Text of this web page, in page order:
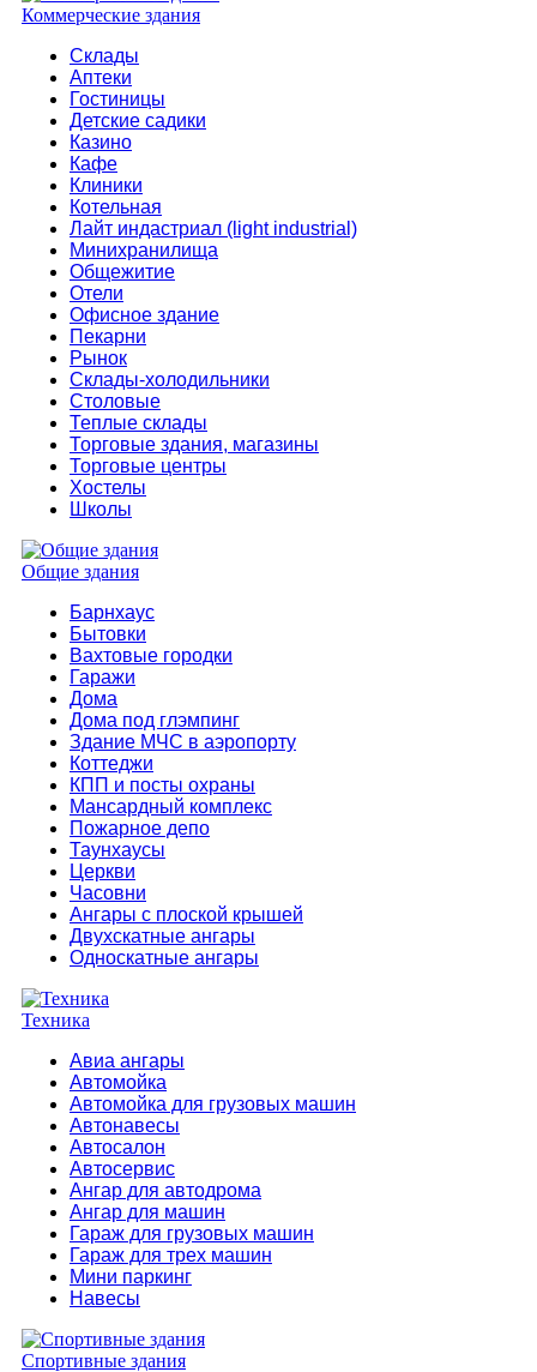
Коммерческие здания
Склады
Аптеки
Гостиницы
Детские садики
Казино
Кафе
Клиники
Котельная
Лайт индастриал (light industrial)
Минихранилища
Общежитие
Отели
Офисное здание
Пекарни
Рынок
Склады-холодильники
Столовые
Теплые склады
Торговые здания, магазины
Торговые центры
Хостелы
Школы
Общие здания
Барнхаус
Бытовки
Вахтовые городки
Гаражи
Дома
Дома под глэмпинг
Здание МЧС в аэропорту
Коттеджи
КПП и посты охраны
Мансардный комплекс
Пожарное депо
Таунхаусы
Церкви
Часовни
Ангары с плоской крышей
Двухскатные ангары
Односкатные ангары
Техника
Авиа ангары
Автомойка
Автомойка для грузовых машин
Автонавесы
Автосалон
Автосервис
Ангар для автодрома
Ангар для машин
Гараж для грузовых машин
Гараж для трех машин
Мини паркинг
Навесы
Спортивные здания